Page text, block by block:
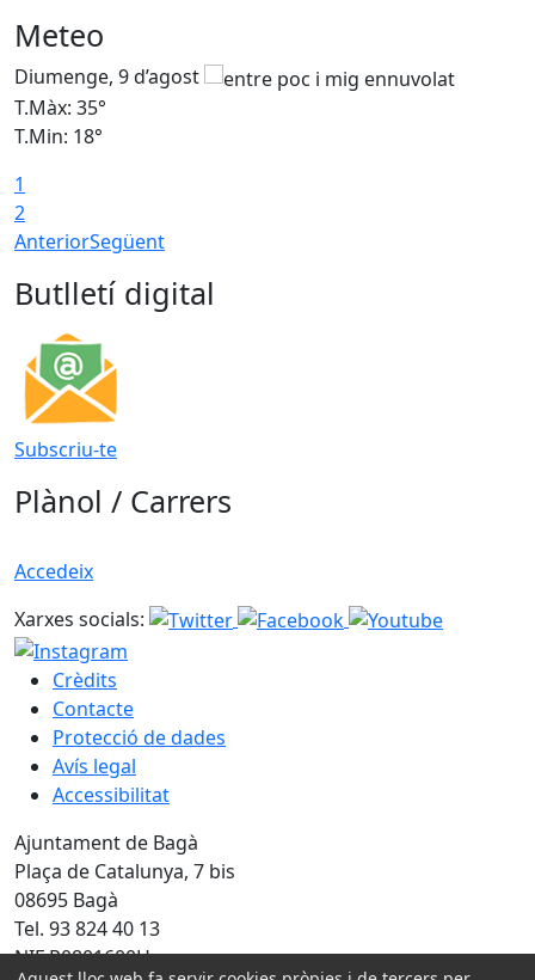
Meteo
Diumenge, 9 d’agost
T.Màx: 35°
T.Min: 18°
1
2
AnteriorSegüent
Butlletí digital
Subscriu-te
Plànol / Carrers
Accedeix
Xarxes socials:
Crèdits
Contacte
Protecció de dades
Avís legal
Accessibilitat
Ajuntament de Bagà
Plaça de Catalunya, 7 bis
08695 Bagà
Tel. 93 824 40 13
NIF P0801600H